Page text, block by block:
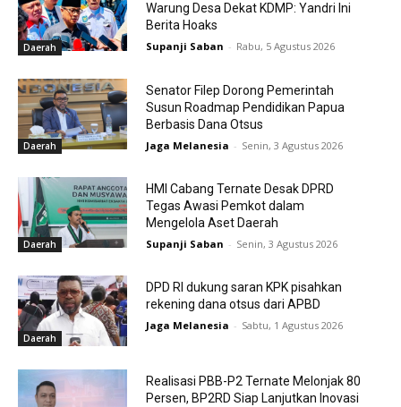
Daerah
Warung Desa Dekat KDMP: Yandri Ini
Berita Hoaks
Supanji Saban - Rabu, 5 Agustus 2026
Daerah
Senator Filep Dorong Pemerintah
Susun Roadmap Pendidikan Papua
Berbasis Dana Otsus
Jaga Melanesia - Senin, 3 Agustus 2026
Daerah
HMI Cabang Ternate Desak DPRD
Tegas Awasi Pemkot dalam
Mengelola Aset Daerah
Supanji Saban - Senin, 3 Agustus 2026
Daerah
DPD RI dukung saran KPK pisahkan
rekening dana otsus dari APBD
Jaga Melanesia - Sabtu, 1 Agustus 2026
Realisasi PBB-P2 Ternate Melonjak 80
Persen, BP2RD Siap Lanjutkan Inovasi